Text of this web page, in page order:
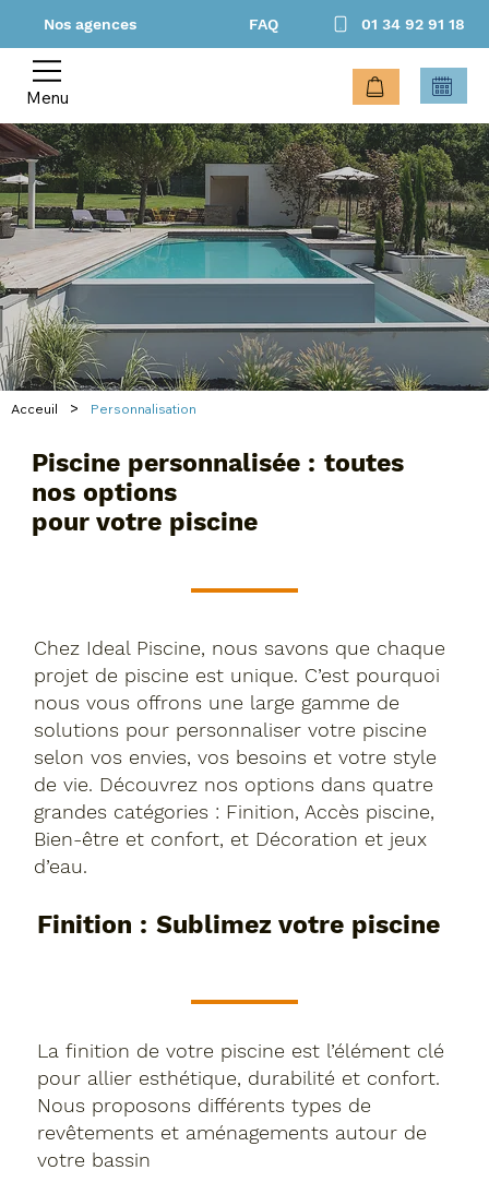
Nos agences FAQ 01 34 92 91 18
Menu
Acceuil > Personnalisation
Piscine personnalisée : toutes
nos options
pour votre piscine
Chez Ideal Piscine, nous savons que chaque
projet de piscine est unique. C’est pourquoi
nous vous offrons une large gamme de
solutions pour personnaliser votre piscine
selon vos envies, vos besoins et votre style
de vie. Découvrez nos options dans quatre
grandes catégories : Finition, Accès piscine,
Bien-être et confort, et Décoration et jeux
d’eau.
Finition : Sublimez votre piscine
La finition de votre piscine est l’élément clé
pour allier esthétique, durabilité et confort.
Nous proposons différents types de
revêtements et aménagements autour de
votre bassin